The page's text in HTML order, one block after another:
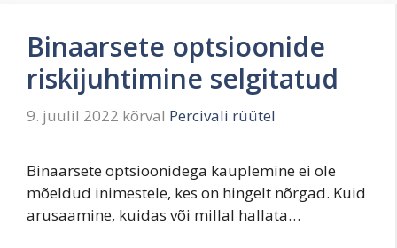
Binaarsete optsioonide
riskijuhtimine selgitatud
9. juulil 2022 kõrval Percivali rüütel
Binaarsete optsioonidega kauplemine ei ole
mõeldud inimestele, kes on hingelt nõrgad. Kuid
arusaamine, kuidas või millal hallata…